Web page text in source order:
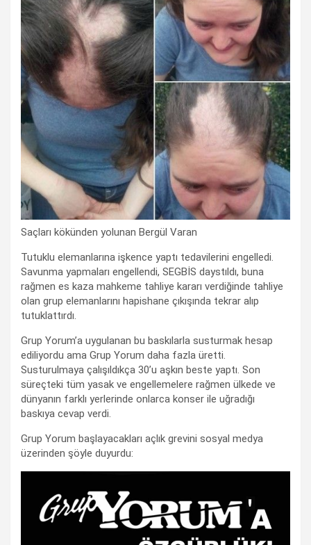
Saçları kökünden yolunan Bergül Varan
Tutuklu elemanlarına işkence yaptı tedavilerini engelledi.
Savunma yapmaları engellendi, SEGBİS daystıldı, buna
rağmen es kaza mahkeme tahliye kararı verdiğinde tahliye
olan grup elemanlarını hapishane çıkışında tekrar alıp
tutuklattırdı.
Grup Yorum’a uygulanan bu baskılarla susturmak hesap
ediliyordu ama Grup Yorum daha fazla üretti.
Susturulmaya çalışıldıkça 30’u aşkın beste yaptı. Son
süreçteki tüm yasak ve engellemelere rağmen ülkede ve
dünyanın farklı yerlerinde onlarca konser ile uğradığı
baskıya cevap verdi.
Grup Yorum başlayacakları açlık grevini sosyal medya
üzerinden şöyle duyurdu: